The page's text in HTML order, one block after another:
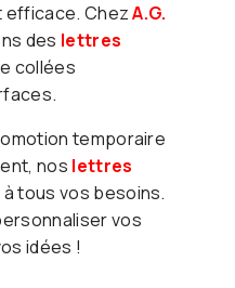
efficace. ChezA.G.
des lettres
collées
temporaire
nos lettres
tous vos besoins.
vos
idées !